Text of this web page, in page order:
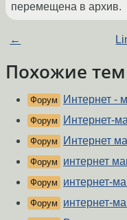
перемещена в архив.
←
Похожие
Форум Интернет -
Форум Интернет-
Форум Интернет
Форум интернет
Форум интернет-
Форум интернет-